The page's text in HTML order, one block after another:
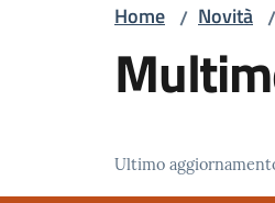
Home / Novità /
Ultimo